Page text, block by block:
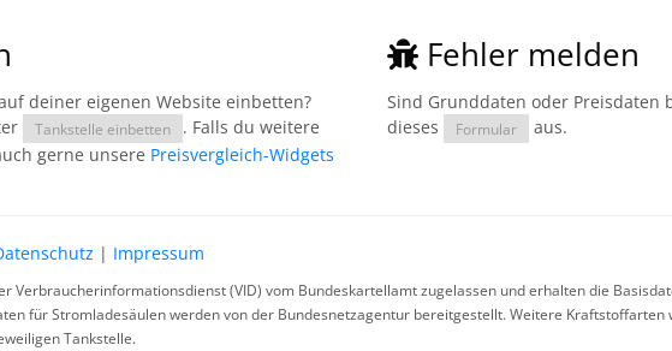
deiner eigenen Website einbetten?
Tankstelle einbetten
. Falls du weitere
gerne unsere Preisvergleich-Widgets
Fehler melden
Sind Grunddaten oder Preisdaten
dieses
Formular aus.
| Impressum
Verbraucherinformationsdienst (VID) vom Bundeskartellamt zugelassen und erhalten die
für Stromladesäulen werden von der Bundesnetzagentur bereitgestellt. Weitere
Tankstelle.